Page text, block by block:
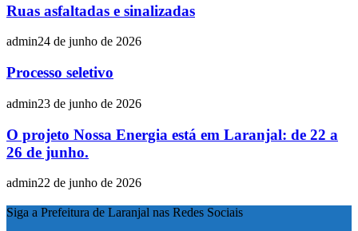
Ruas asfaltadas e sinalizadas
admin24 de junho de 2026
Processo seletivo
admin23 de junho de 2026
O projeto Nossa Energia está em Laranjal: de 22 a
26 de junho.
admin22 de junho de 2026
Siga a Prefeitura de Laranjal nas Redes Sociais